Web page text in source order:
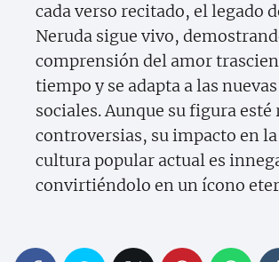
cada verso recitado, el legado
Neruda sigue vivo,
comprensión del amor
tiempo y se adapta a las
sociales. Aunque su figura esté
controversias, su impacto en
cultura popular actual es
convirtiéndolo en un ícono